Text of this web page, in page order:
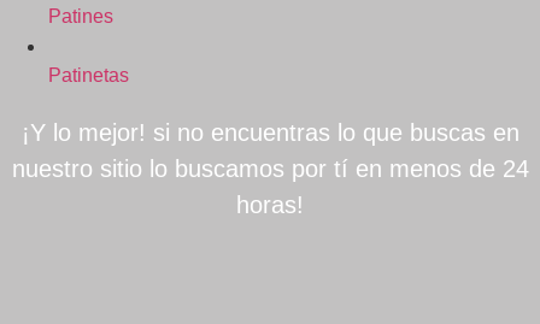
Patines
Patinetas
¡Y lo mejor! si no encuentras lo que buscas en
nuestro sitio lo buscamos por tí en menos de 24
horas!